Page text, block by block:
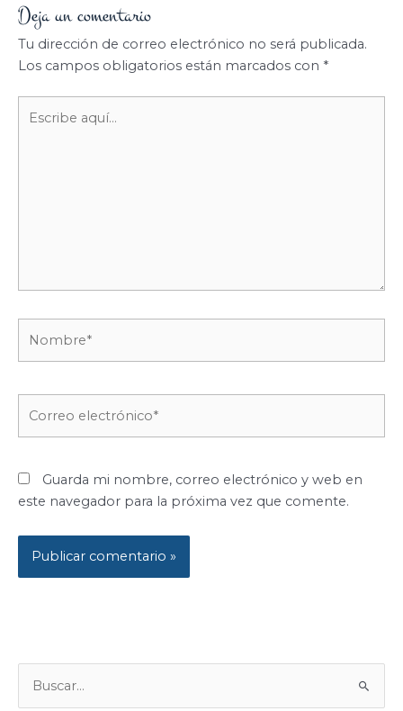
Deja un comentario
Tu dirección de correo electrónico no será publicada.
Los campos obligatorios están marcados con *
aquí...
electrónico*
Guarda mi nombre, correo electrónico y web en
este navegador para la próxima vez que comente.